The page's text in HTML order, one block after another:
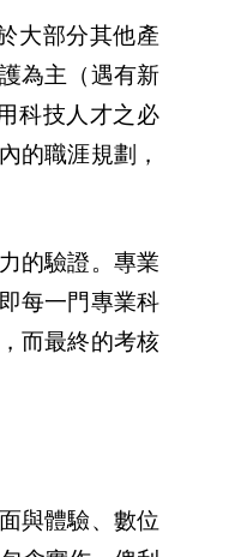
大部分其他產
為主（遇有新
科技人才之必
的職涯規劃，
的驗證。專業
每一門專業科
而最終的考核
與體驗、數位